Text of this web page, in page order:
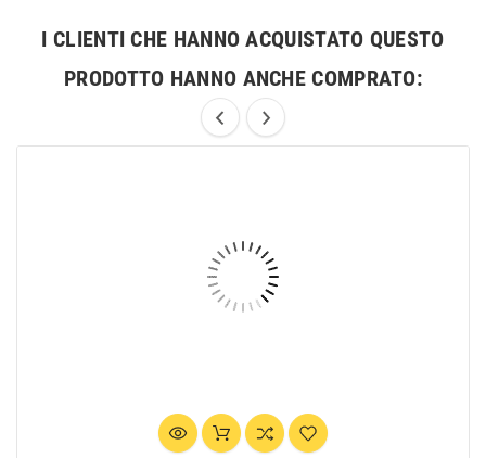
I CLIENTI CHE HANNO ACQUISTATO QUESTO
PRODOTTO HANNO ANCHE COMPRATO: